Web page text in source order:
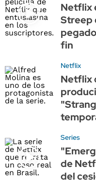
Netflix
Streep
fin
Netflix
Netflix
Series
de
del